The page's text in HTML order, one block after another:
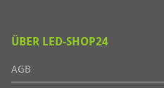
ÜBER LED-SHOP24
AGB